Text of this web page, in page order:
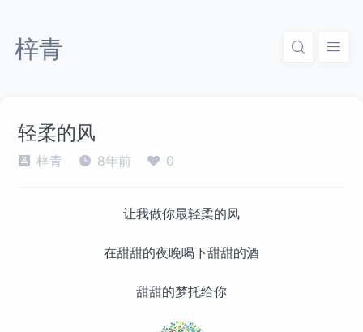
梓青
轻柔的风
梓青 8年前 0
让我做你最轻柔的风
在甜甜的夜晚喝下甜甜的酒
甜甜的梦托给你